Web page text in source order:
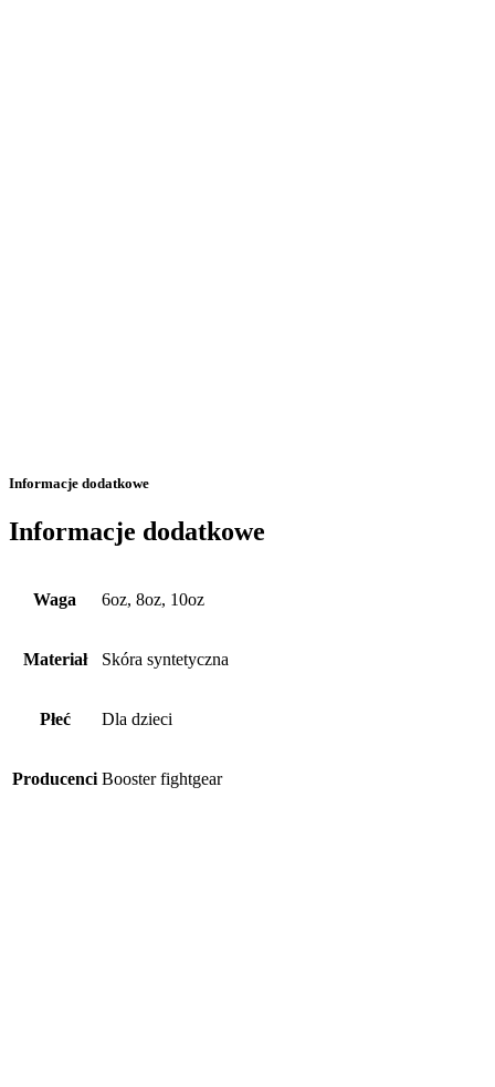
Informacje dodatkowe
Informacje dodatkowe
Waga 6oz, 8oz, 10oz
Materiał Skóra syntetyczna
Płeć Dla dzieci
Producenci Booster fightgear